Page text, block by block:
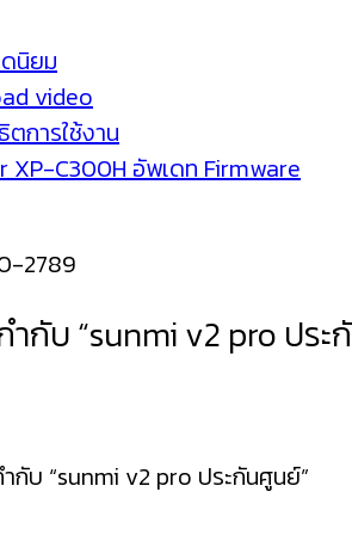
นิยม
video
ตการใช้งาน
XP-C300H อัพเดท Firmware
2789
กับ “sunmi v2 pro ประ
กับ “sunmi v2 pro ประกันศูนย์”